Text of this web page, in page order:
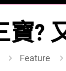
寶?
Feature